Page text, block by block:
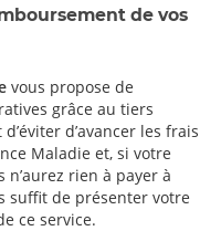
de vos
vous propose de
grâce au tiers
d’avancer les frais
Maladie et, si votre
n’aurez rien à payer à
suffit de présenter votre
ce service.